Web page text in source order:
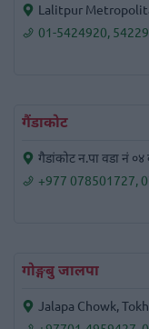
Lalitpur
01-5424920,
गैंडाकोट
गैडांकोट न.पा वडा नं
+977 078501727,
गोङ्गबु जालपा
Jalapa Chowk,